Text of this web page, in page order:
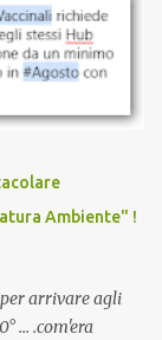
visto
non sei stato
una
che minacci le
il lavoro o la
a un
tutti i vaccini
Ambiente" !
per arrivare agli
... .com'era